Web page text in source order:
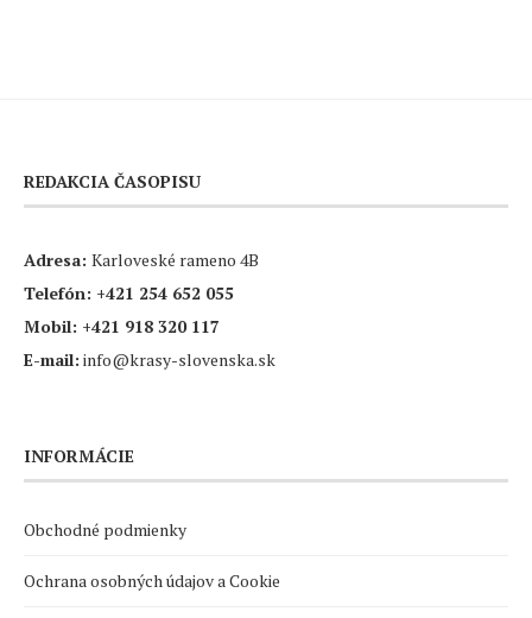
REDAKCIA ČASOPISU
Adresa: Karloveské rameno 4B
Telefón: +421 254 652 055
Mobil: +421 918 320 117
E-mail: info@krasy-slovenska.sk
INFORMÁCIE
Obchodné podmienky
Ochrana osobných údajov a Cookie